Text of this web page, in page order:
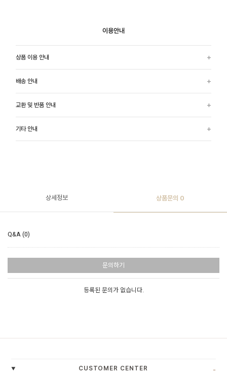
이용안내
상품 이용 안내
배송 안내
교환 및 반품 안내
기타 안내
상세정보 상품문의 0
Q&A (0)
문의하기
등록된 문의가 없습니다.
CUSTOMER CENTER -